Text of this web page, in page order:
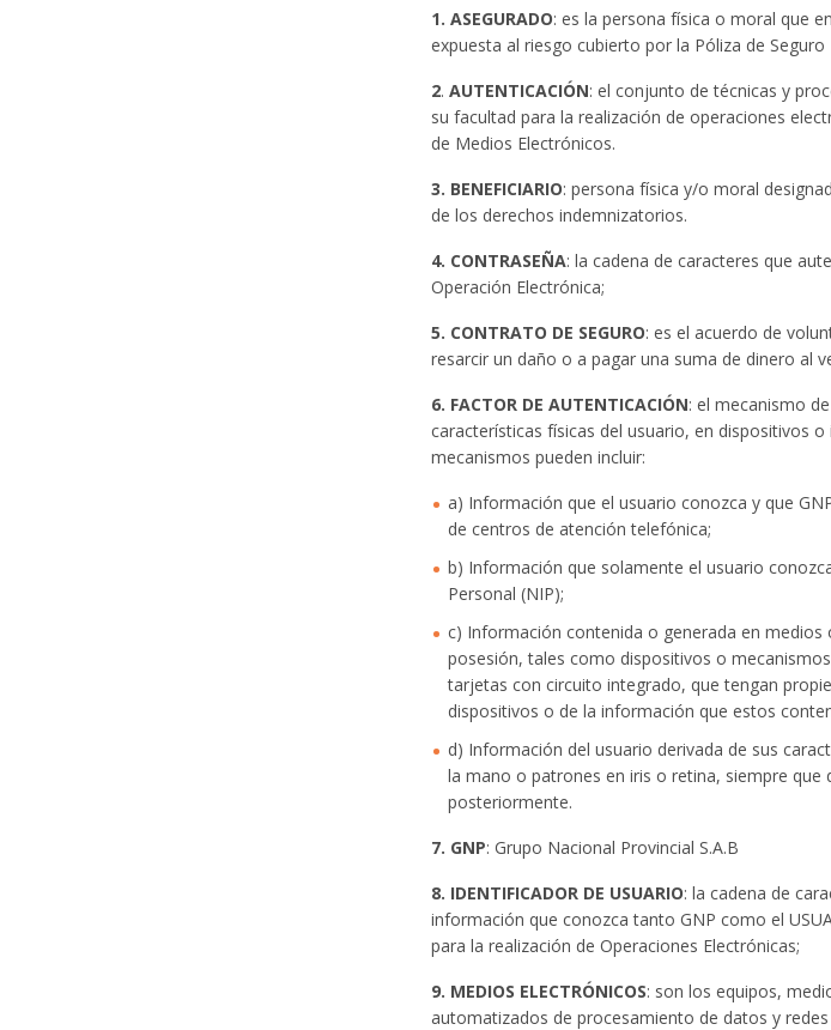
1. ASEGURADO: es la persona física o moral que
expuesta al riesgo cubierto por la Póliza de Seguro
2. AUTENTICACIÓN: el conjunto de técnicas y
su facultad para la realización de operaciones
de Medios Electrónicos.
3. BENEFICIARIO: persona física y/o moral
de los derechos indemnizatorios.
4. CONTRASEÑA: la cadena de caracteres que
Operación Electrónica;
5. CONTRATO DE SEGURO: es el acuerdo de
resarcir un daño o a pagar una suma de dinero al
6. FACTOR DE AUTENTICACIÓN: el mecanismo
características físicas del usuario, en dispositivos
mecanismos pueden incluir:
a) Información que el usuario conozca y que
de centros de atención telefónica;
b) Información que solamente el usuario
Personal (NIP);
c) Información contenida o generada en
posesión, tales como dispositivos o
tarjetas con circuito integrado, que tengan
dispositivos o de la información que estos
d) Información del usuario derivada de sus
la mano o patrones en iris o retina, siempre que
posteriormente.
7. GNP: Grupo Nacional Provincial S.A.B
8. IDENTIFICADOR DE USUARIO: la cadena de
información que conozca tanto GNP como el
para la realización de Operaciones Electrónicas;
9. MEDIOS ELECTRÓNICOS: son los equipos,
automatizados de procesamiento de datos y